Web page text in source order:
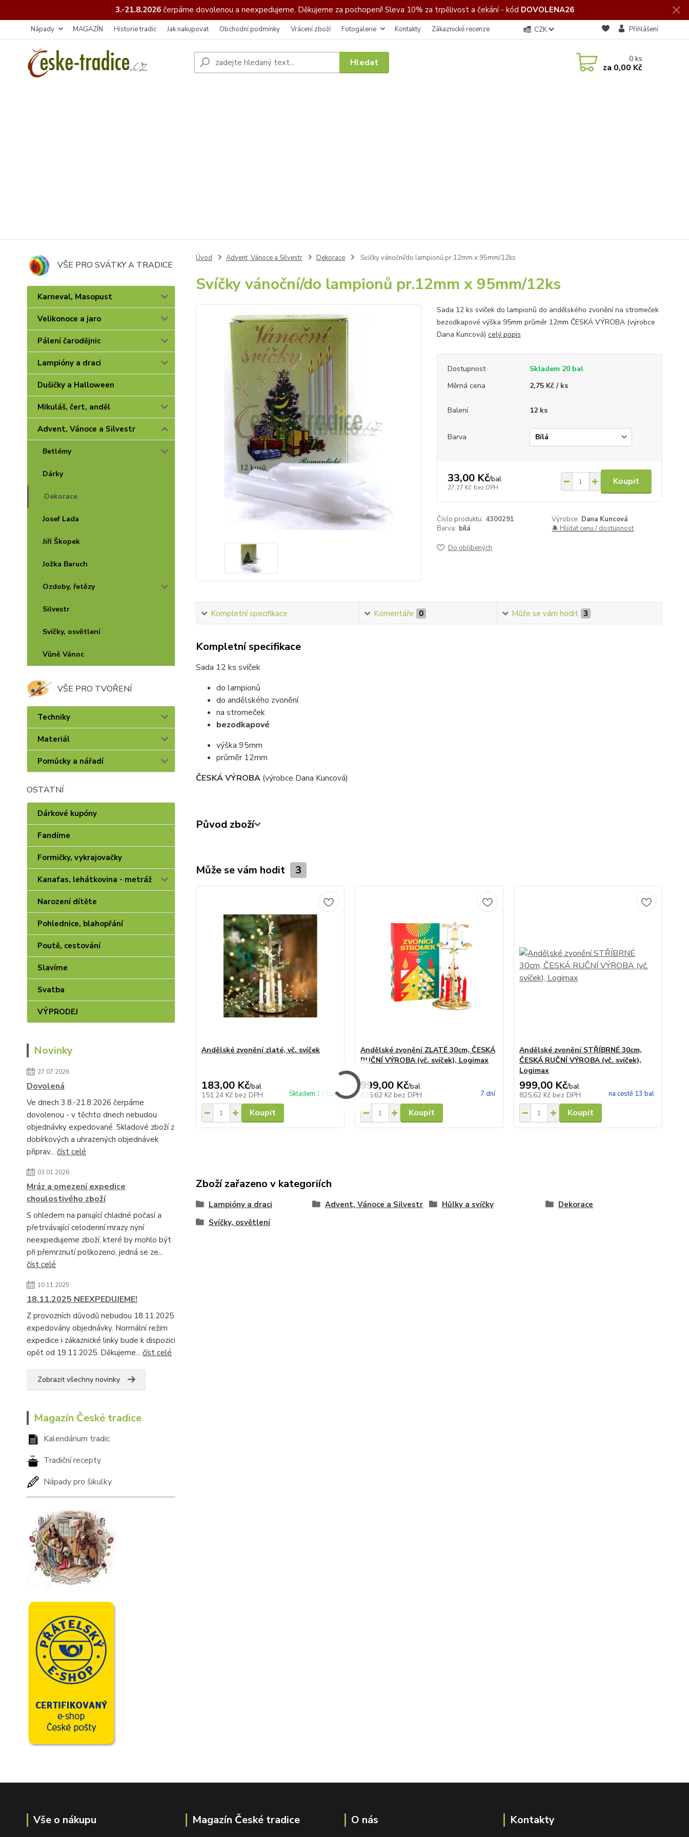
3.-21.8.2026čerpáme dovolenou a neexpedujeme. Děkujeme za pochopení! Sleva 10% za trpělivost a čekání - kód DOVOLENA26
Nápady MAGAZÍN Historie tradic Jak nakupovat Obchodní podmínky Vrácení zboží Fotogalerie Kontakty Zákaznické recenze CZK Přihlášení
Hledat 0ks
za 0,00 Kč
VŠE PRO SVÁTKY A TRADICE
Karneval, Masopust
Velikonoce a jaro
Pálení čarodějnic
Lampióny a draci
Dušičky a Halloween
Mikuláš, čert, anděl
Advent, Vánoce a Silvestr
Betlémy
Dárky
Dekorace
Josef Lada
Jiří Škopek
Jožka Baruch
Ozdoby, řetězy
Silvestr
Svíčky, osvětlení
Vůně Vánoc
VŠE PRO TVOŘENÍ
Techniky
Materiál
Pomůcky a nářadí
OSTATNÍ
Dárkové kupóny
Fandíme
Formičky, vykrajovačky
Kanafas, lehátkovina - metráž
Narození dítěte
Pohlednice, blahopřání
Poutě, cestování
Slavíme
Svatba
VÝPRODEJ
Novinky
27.07.2026
Dovolená
Ve dnech 3.8.-21.8.2026 čerpáme
dovolenou - v těchto dnech nebudou
objednávky expedované. Skladové zboží z
dobírkových a uhrazených objednávek
připrav... číst celé
03.01.2026
Mráz a omezení expedice
choulostivého zboží
S ohledem na panující chladné počasí a
přetrvávající celodenní mrazy nyní
neexpedujeme zboží, které by mohlo být
při přemrznutí poškozeno, jedná se ze...
číst celé
10.11.2025
18.11.2025 NEEXPEDUJEME!
Z provozních důvodů nebudou 18.11.2025
expedovány objednávky. Normální režim
expedice i zákaznické linky bude k dispozici
opět od 19.11.2025. Děkujeme... číst celé
Zobrazit všechny novinky
Magazín České tradice
Kalendárium tradic
Tradiční recepty
Nápady pro šikulky
Úvod Advent, Vánoce a Silvestr Dekorace Svíčky vánoční/do lampionů pr.12mm x 95mm/12ks
Svíčky vánoční/do lampionů pr.12mm x 95mm/12ks
Sada 12 ks svíček do lampionů do andělského zvonění na stromeček
bezodkapové výška 95mm průměr 12mm ČESKÁ VÝROBA (výrobce
Dana Kuncová) celý popis
Dostupnost
Skladem 20 bal
Měrná cena
2,75 Kč / ks
Balení 12 ks
Barva
33,00 Kč/bal
27,27 Kč bez DPH
Koupit
Číslo produktu: 4300291 Výrobce: Dana Kuncová
Barva: bílá 🔔 Hlídat cenu / dostupnost
Do oblíbených
Kompletní specifikace Komentáře 0 Může se vám hodit 3
Kompletní specifikace
Sada 12 ks svíček
do lampionů
do andělského zvonění
na stromeček
bezodkapové
výška 95mm
průměr 12mm
ČESKÁ VÝROBA (výrobce Dana Kuncová)
Původ zboží
Může se vám hodit 3
Andělské zvonění zlaté, vč. svíček
183,00 Kč/bal
151,24 Kč bez DPH Skladem 17 bal
Koupit
Andělské zvonění ZLATÉ 30cm, ČESKÁ
RUČNÍ VÝROBA (vč. svíček), Logimax
999,00 Kč/bal
825,62 Kč bez DPH 7 dní
Koupit
Andělské zvonění STŘÍBRNÉ 30cm,
ČESKÁ RUČNÍ VÝROBA (vč. svíček),
Logimax
999,00 Kč/bal
825,62 Kč bez DPH na cestě 13 bal
Koupit
Zboží zařazeno v kategoriích
Lampióny a draci Advent, Vánoce a Silvestr Hůlky a svíčky
Dekorace
Svíčky, osvětlení
Vše o nákupu Magazín České tradice O nás Kontakty